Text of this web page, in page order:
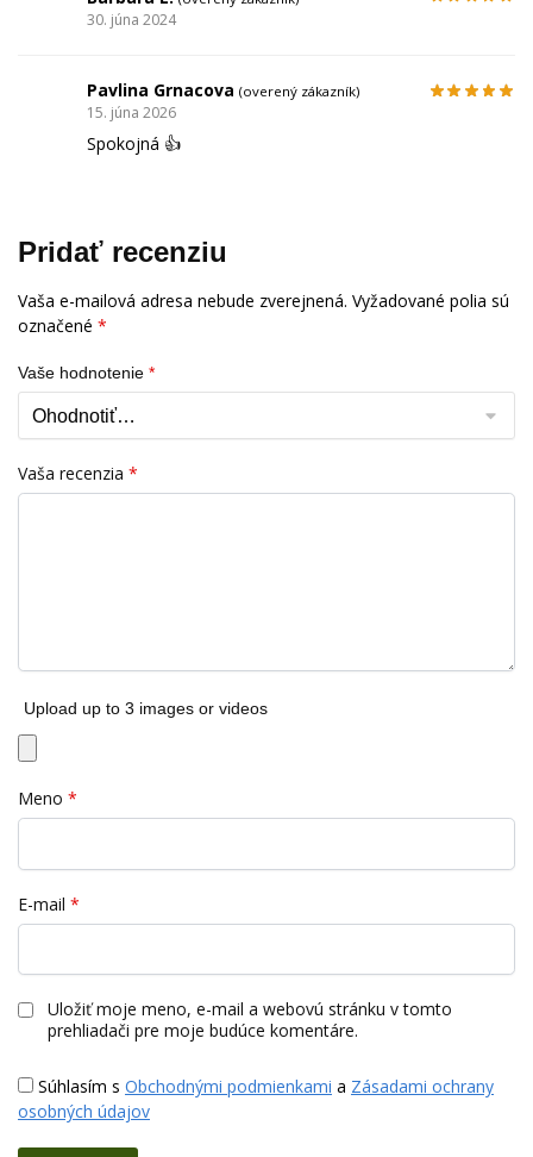
30. júna 2024
Pavlina Grnacova (overený zákazník)
15. júna 2026
Spokojná 👍
Pridať recenziu
Vaša e-mailová adresa nebude zverejnená. Vyžadované polia sú
označené *
Vaše hodnotenie *
Vaša recenzia *
Upload up to 3 images or videos
Meno *
E-mail *
Uložiť moje meno, e-mail a webovú stránku v tomto
prehliadači pre moje budúce komentáre.
Súhlasím s Obchodnými podmienkami a Zásadami ochrany
osobných údajov